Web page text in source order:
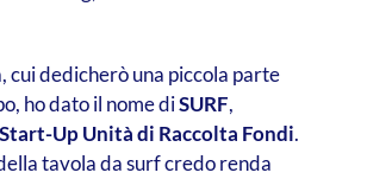
cui dedicherò una piccola parte
ho dato il nome diSURF,
Start-Up Unità di Raccolta Fondi.
tavola da surf credo renda